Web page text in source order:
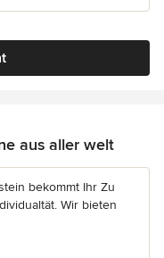
aus aller welt
bekommt Ihr Zu
Wir bieten